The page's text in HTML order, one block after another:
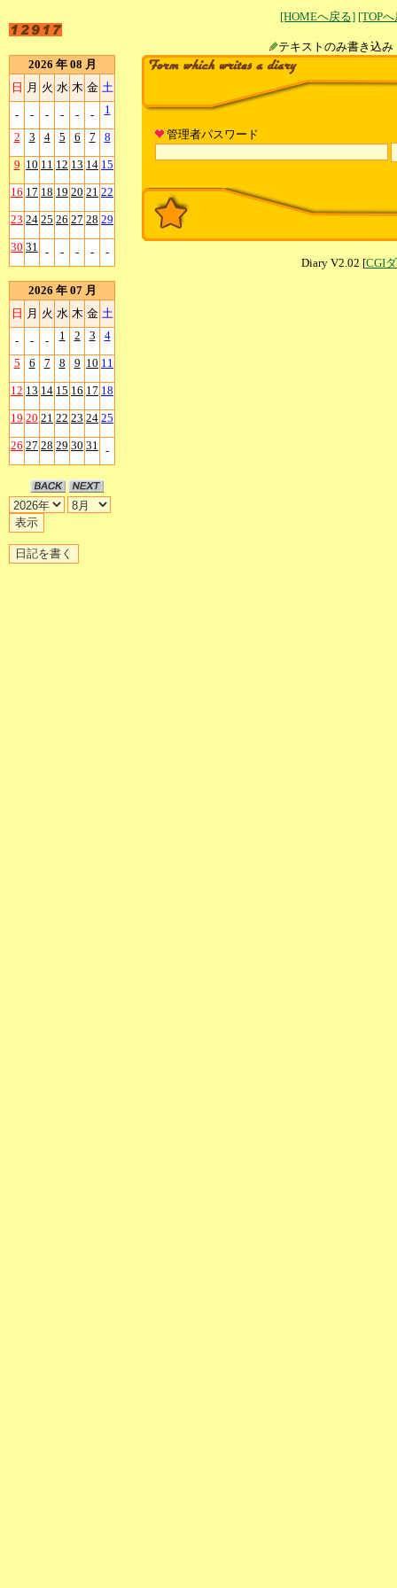
[HOMEへ戻る] [TOP
テキストのみ書
2026 年 08 月
日 月 火 水 木 金 土
- - - - - - 1
2 3 4 5 6 7 8
9 10 11 12 13 14 15
16 17 18 19 20 21 22
23 24 25 26 27 28 29
30 31 - - - - -
2026 年 07 月
日 月 火 水 木 金 土
- - - 1 2 3 4
5 6 7 8 9 10 11
12 13 14 15 16 17 18
19 20 21 22 23 24 25
26 27 28 29 30 31 -
管理者パスワード
Diary V2.02 [CGI